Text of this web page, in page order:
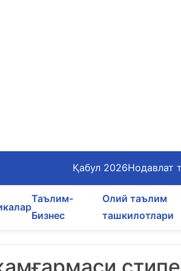
Қабул 2026Нодавлат
Таълим-
Бизнес
Олий таълим
ташкилотлари